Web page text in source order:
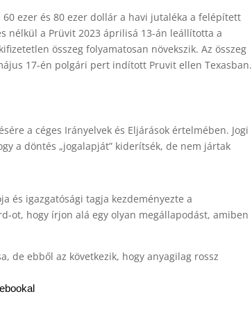
ezer és 80 ezer dollár a havi jutaléka a felépített
nélkül a Prüvit 2023 áprilisá 13-án leállította a
összeg folyamatosan növekszik. Az összeg
17-én polgári pert indított Pruvit ellen Texasban.
a céges Irányelvek és Eljárások értelmében. Jogi
a döntés „jogalapját” kiderítsék, de nem jártak
és igazgatósági tagja kezdeményezte a
ot, hogy írjon alá egy olyan megállapodást, amiben
de ebből az következik, hogy anyagilag rossz